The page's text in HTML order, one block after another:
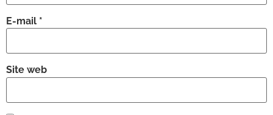
E-mail *
Site web